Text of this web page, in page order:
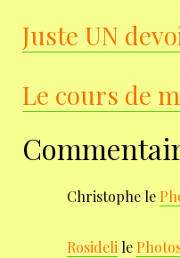
Juste UN
Le cours de
Christophe le
Rosideli le